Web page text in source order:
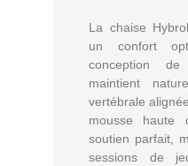
La chaise
un confort
conception
maintient
vertébrale
mousse haute
soutien parfait,
sessions de